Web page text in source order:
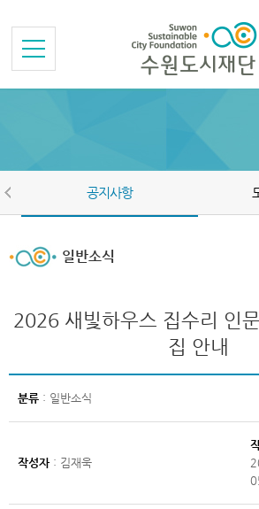
공지사항
일반소식
2026 새빛하우스 집수리 인
집 안내
분류 : 일반소식
작성자: 김재욱